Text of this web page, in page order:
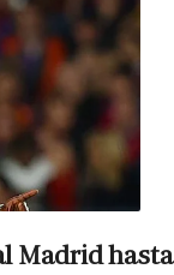
Madrid hasta